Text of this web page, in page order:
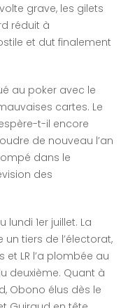
grave, les gilets
réduit à
et dut finalement
au poker avec le
cartes. Le
t-il encore
de nouveau l’an
dans le
des
1er juillet. La
tiers de l’électorat,
LR l’a plombée au
deuxième. Quant à
Obono élus dès le